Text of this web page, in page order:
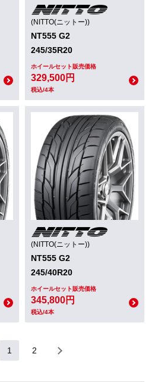
(NITTO(ニットー))
NT555 G2
245/35R20
ホイールセット販売価格
329,500円
税込/4本
(NITTO(ニットー))
NT555 G2
245/40R20
ホイールセット販売価格
345,800円
税込/4本
1 2